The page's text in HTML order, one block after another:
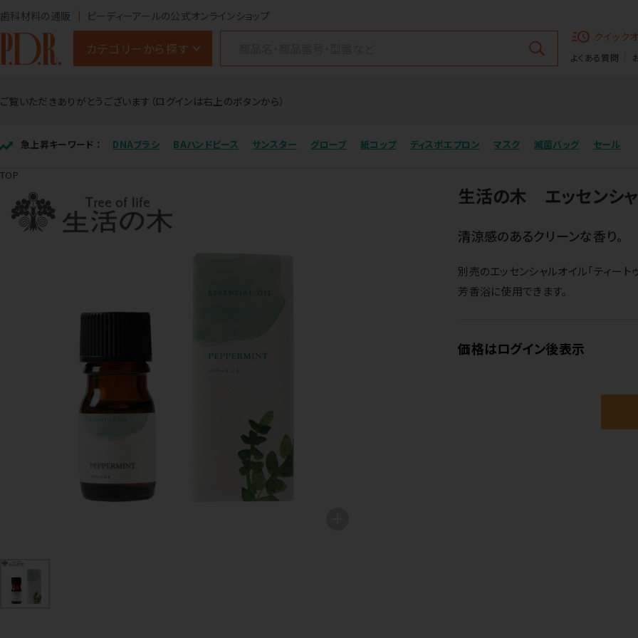
歯科材料の通販 ピーディーアールの公式オンラインショップ
カテゴリーから探す
クイック
よくある質問
ご覧いただきありがとうございます（ログインは右上のボタンから）
急上昇キーワード ： DNAブラシ BAハンドピース サンスター グローブ 紙コップ ディスポエプロン マスク 滅菌バッグ セール
TOP
生活の木 エッセンシ
清涼感のあるクリーンな香り。
別売のエッセンシャルオイル「ティート
芳香浴に使用できます。
価格はログイン後表示